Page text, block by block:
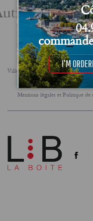
actualités
Villes FAQ Le
Conditions Générales de Vente
Mentions légales et Politique
I'M